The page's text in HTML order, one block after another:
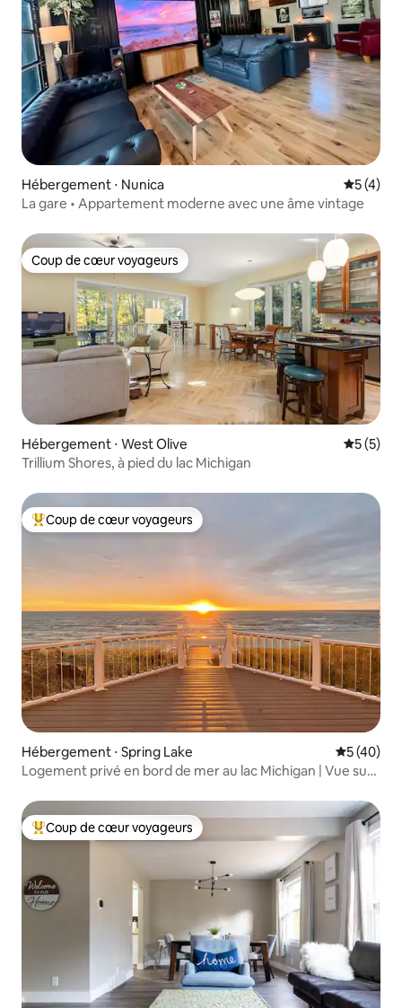
Hébergement ⋅ Nunica
5 (4)
La gare • Appartement moderne avec une âme vintage
Coup de cœur voyageurs
Coup de cœur voyageurs
Hébergement ⋅ West Olive
5 (5)
Trillium Shores, à pied du lac Michigan
Coups de cœur voyageurs les plus appréciés
Coup de cœur voyageurs
Hébergement ⋅ Spring Lake
5 (40)
Logement privé en bord de mer au lac Michigan | Vue sur
Coups de cœur voyageurs les plus appréciés
Coup de cœur voyageurs